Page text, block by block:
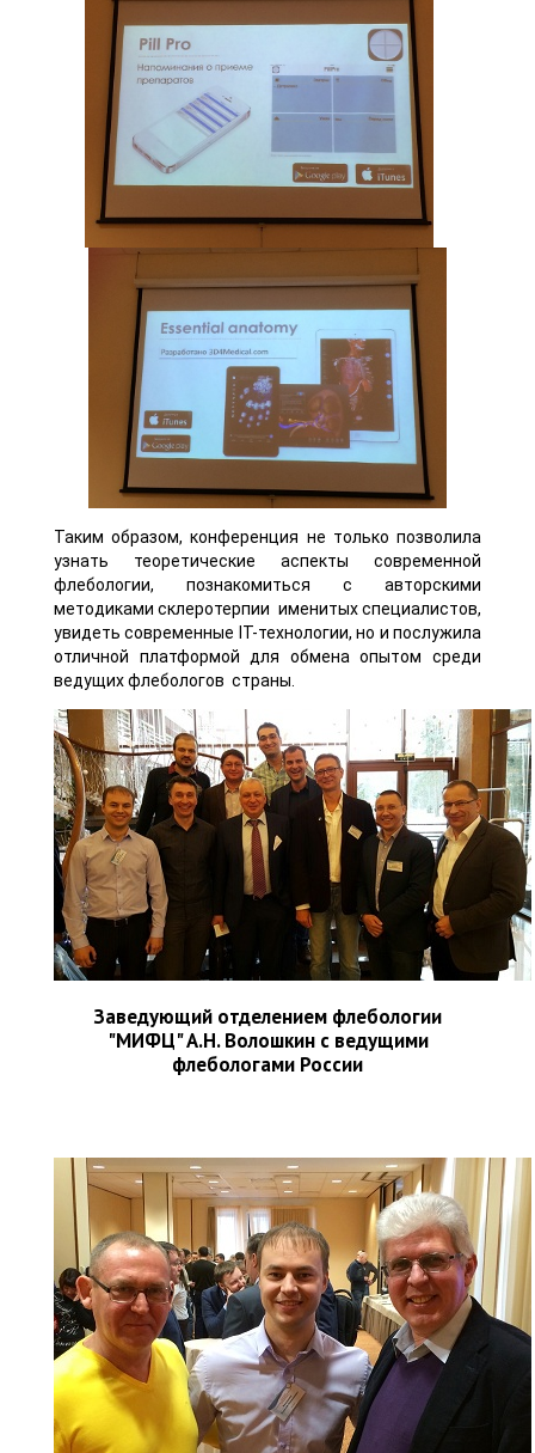
Таким образом, конференция не только позволила
узнать теоретические аспекты современной
флебологии, познакомиться с авторскими
методиками склеротерпии именитых специалистов,
увидеть современные IT-технологии, но и послужила
отличной платформой для обмена опытом среди
ведущих флебологов страны.
Заведующий отделением флебологии
"МИФЦ" А.Н. Волошкин с ведущими
флебологами России